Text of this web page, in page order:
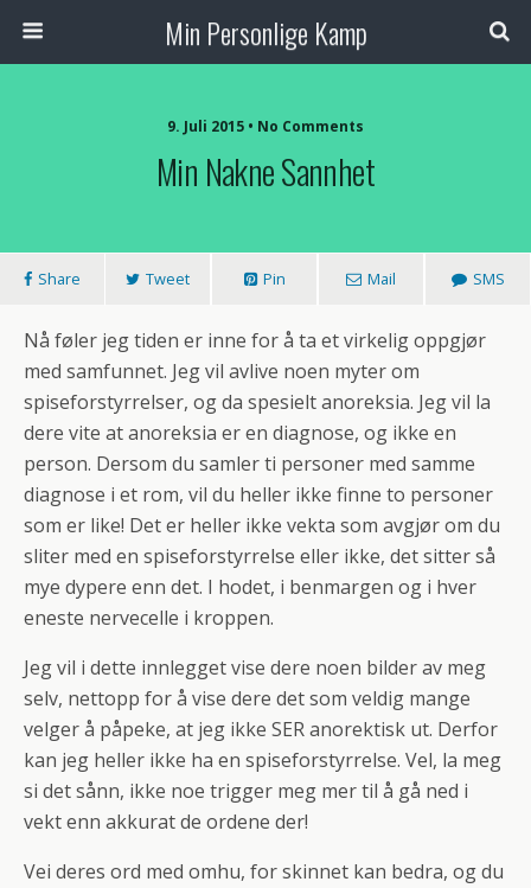
Min Personlige Kamp
9. Juli 2015 • No Comments
Min Nakne Sannhet
Share Tweet Pin Mail SMS
Nå føler jeg tiden er inne for å ta et virkelig oppgjør
med samfunnet. Jeg vil avlive noen myter om
spiseforstyrrelser, og da spesielt anoreksia. Jeg vil la
dere vite at anoreksia er en diagnose, og ikke en
person. Dersom du samler ti personer med samme
diagnose i et rom, vil du heller ikke finne to personer
som er like! Det er heller ikke vekta som avgjør om du
sliter med en spiseforstyrrelse eller ikke, det sitter så
mye dypere enn det. I hodet, i benmargen og i hver
eneste nervecelle i kroppen.
Jeg vil i dette innlegget vise dere noen bilder av meg
selv, nettopp for å vise dere det som veldig mange
velger å påpeke, at jeg ikke SER anorektisk ut. Derfor
kan jeg heller ikke ha en spiseforstyrrelse. Vel, la meg
si det sånn, ikke noe trigger meg mer til å gå ned i
vekt enn akkurat de ordene der!
Vei deres ord med omhu, for skinnet kan bedra, og du